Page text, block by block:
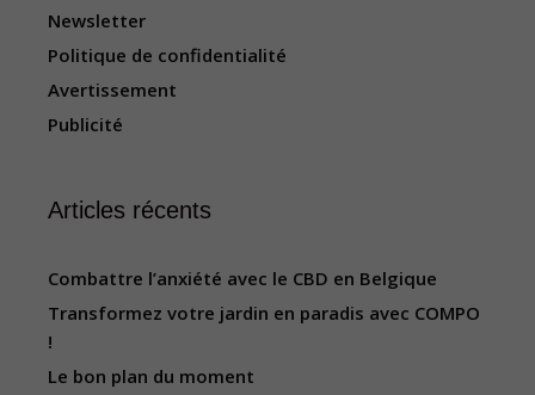
Newsletter
Politique de confidentialité
Avertissement
Publicité
Articles récents
Combattre l’anxiété avec le CBD en Belgique
Transformez votre jardin en paradis avec COMPO
!
Le bon plan du moment